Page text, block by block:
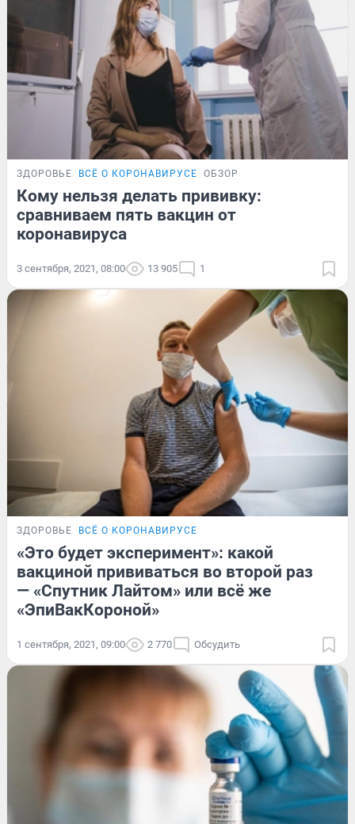
ЗДОРОВЬЕ ВСЁ О КОРОНАВИРУСЕ ОБЗОР
Кому нельзя делать прививку:
сравниваем пять вакцин от
коронавируса
3 сентября, 2021, 08:00 13 905 1
ЗДОРОВЬЕ ВСЁ О КОРОНАВИРУСЕ
«Это будет эксперимент»: какой
вакциной прививаться во второй раз
— «Спутник Лайтом» или всё же
«ЭпиВакКороной»
1 сентября, 2021, 09:00 2 770 Обсудить